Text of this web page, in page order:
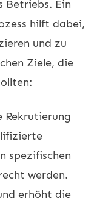
Betriebs. Ein
hilft dabei,
und zu
Ziele, die
Rekrutierung
spezifischen
werden.
erhöht die